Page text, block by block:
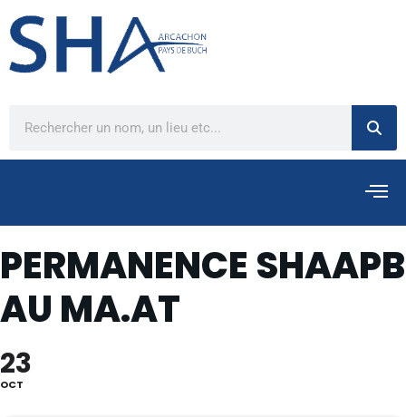
PERMANENCE SHAAPB
AU MA.AT
23
OCT